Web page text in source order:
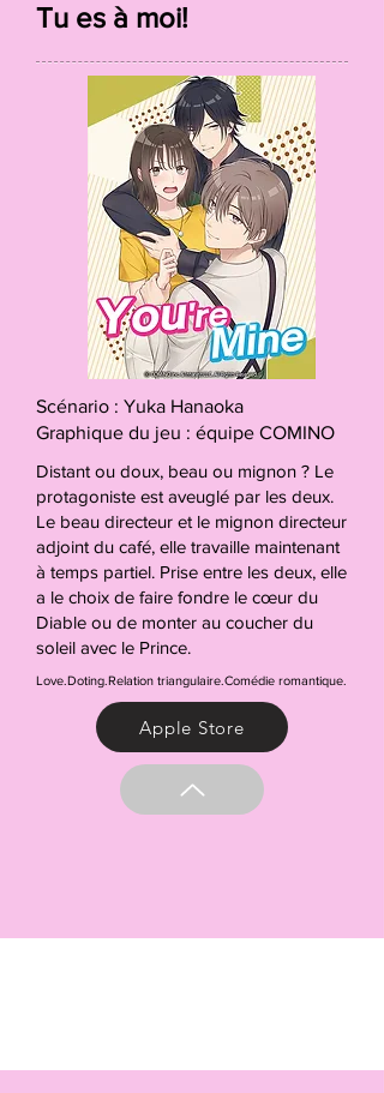
Tu es à moi!
Scénario : Yuka Hanaoka
Graphique du jeu : équipe COMINO
Distant ou doux, beau ou mignon ? Le
protagoniste est aveuglé par les deux.
Le beau directeur et le mignon directeur
adjoint du café, elle travaille maintenant
à temps partiel. Prise entre les deux, elle
a le choix de faire fondre le cœur du
Diable ou de monter au coucher du
soleil avec le Prince.
Love.Doting.Relation triangulaire.Comédie romantique.
Apple Store